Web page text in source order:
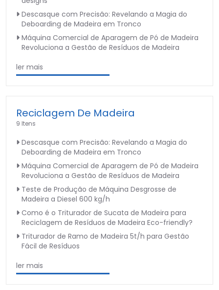
Descasque com Precisão: Revelando a Magia do
Deboarding de Madeira em Tronco
Máquina Comercial de Aparagem de Pó de Madeira
Revoluciona a Gestão de Resíduos de Madeira
ler mais
Reciclagem De Madeira
9 Itens
Descasque com Precisão: Revelando a Magia do
Deboarding de Madeira em Tronco
Máquina Comercial de Aparagem de Pó de Madeira
Revoluciona a Gestão de Resíduos de Madeira
Teste de Produção de Máquina Desgrosse de
Madeira a Diesel 600 kg/h
Como é o Triturador de Sucata de Madeira para
Reciclagem de Resíduos de Madeira Eco-friendly?
Triturador de Ramo de Madeira 5t/h para Gestão
Fácil de Resíduos
ler mais